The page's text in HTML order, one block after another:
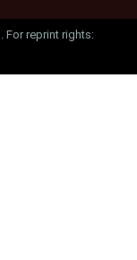
For reprint rights: